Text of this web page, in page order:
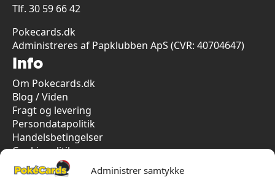
Administrer samtykke
Tlf. 30 59 66 42
Pokecards.dk
Administreres af Papklubben ApS (CVR: 40704647)
Info
Om Pokecards.dk
Blog / Viden
Fragt og levering
Persondatapolitik
Handelsbetingelser
Cookiepolitik
Vi har kun 5-stjernet anmeldelser på Trustpilot